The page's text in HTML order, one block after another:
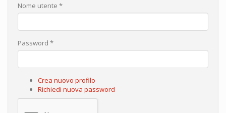
Nome utente *
Password *
Crea nuovo profilo
Richiedi nuova password